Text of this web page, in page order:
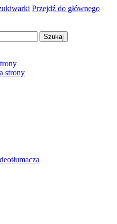
Przejdź do głównego